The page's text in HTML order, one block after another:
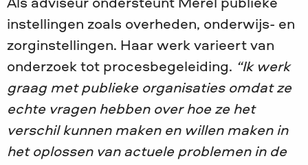
Als adviseur ondersteunt Merel publieke
instellingen zoals overheden, onderwijs- en
zorginstellingen. Haar werk varieert van
onderzoek tot procesbegeleiding. “Ik werk
graag met publieke organisaties omdat ze
echte vragen hebben over hoe ze het
verschil kunnen maken en willen maken in
het oplossen van actuele problemen in de